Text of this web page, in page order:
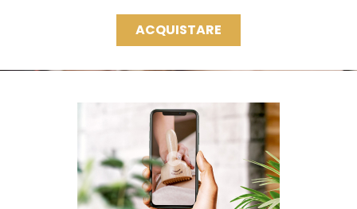
Madero
Diventa parte dell’Accademia che forma professionisti! Entra nel
mondo della terapia Madero e diventa un terapista Madero
ACQUISTARE